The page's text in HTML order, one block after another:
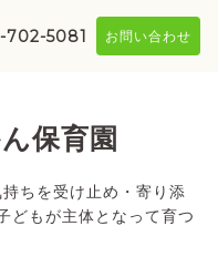
702-5081 お問い合わせ
保育園
ちを受け止め・寄り添
どもが主体となって育つ